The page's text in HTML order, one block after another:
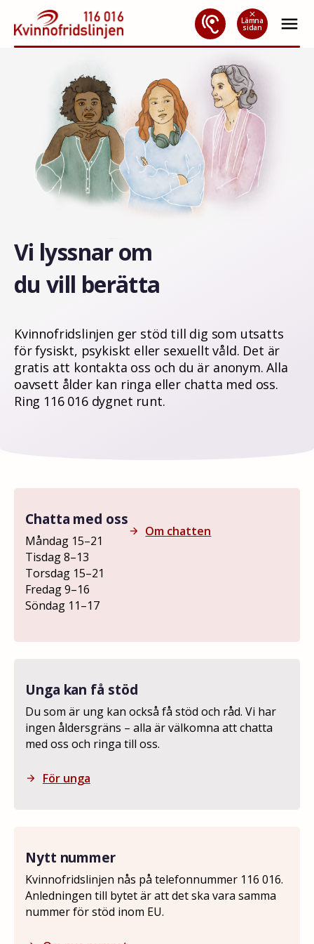
innehåll
close
Lämna
sidan menu
Vi lyssnar om
du vill berätta
Kvinnofridslinjen ger stöd till dig som utsatts
för fysiskt, psykiskt eller sexuellt våld. Det är
gratis att kontakta oss och du är anonym. Alla
oavsett ålder kan ringa eller chatta med oss.
Ring 116 016 dygnet runt.
Chatta med oss
Måndag 15–21
Tisdag 8–13
Torsdag 15–21
Fredag 9–16
Söndag 11–17
arrow_forward Om chatten
Unga kan få stöd
Du som är ung kan också få stöd och råd. Vi har
ingen åldersgräns – alla är välkomna att chatta
med oss och ringa till oss.
arrow_forward För unga
Nytt nummer
Kvinnofridslinjen nås på telefonnummer 116 016.
Anledningen till bytet är att det ska vara samma
nummer för stöd inom EU.